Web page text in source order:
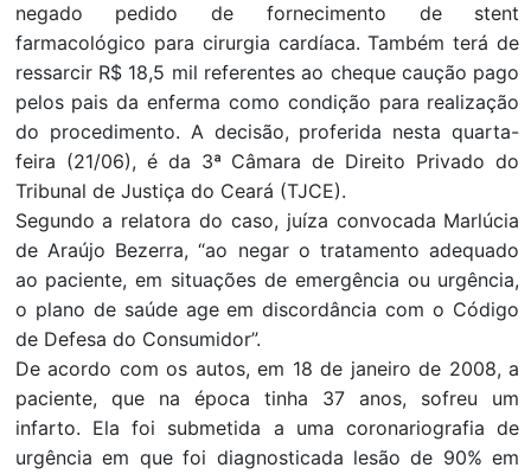
negado pedido de fornecimento de stent
farmacológico para cirurgia cardíaca. Também terá de
ressarcir R$ 18,5 mil referentes ao cheque caução pago
pelos pais da enferma como condição para realização
do procedimento. A decisão, proferida nesta quarta-
feira (21/06), é da 3ª Câmara de Direito Privado do
Tribunal de Justiça do Ceará (TJCE).
Segundo a relatora do caso, juíza convocada Marlúcia
de Araújo Bezerra, “ao negar o tratamento adequado
ao paciente, em situações de emergência ou urgência,
o plano de saúde age em discordância com o Código
de Defesa do Consumidor”.
De acordo com os autos, em 18 de janeiro de 2008, a
paciente, que na época tinha 37 anos, sofreu um
infarto. Ela foi submetida a uma coronariografia de
urgência em que foi diagnosticada lesão de 90% em